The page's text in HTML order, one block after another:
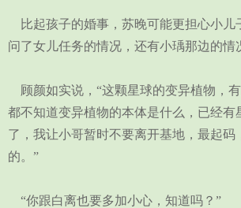
比起孩子的婚事，苏晚可能更担心小儿
问了女儿任务的情况，还有小瑀那边的情
顾颜如实说，“这颗星球的变异植物，
都不知道变异植物的本体是什么，已经有
了，我让小哥暂时不要离开基地，最起码
的。”
“你跟白离也要多加小心，知道吗？”